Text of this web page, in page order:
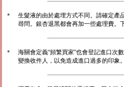
＊
生髮液的由於處埋方式不同。請確定產
尋問。銀杏退黑都會再加一些處理費。
＊
海關會定義“頻繁買家”也會登記進口次
變換收件人，以免造成進口過多的印象